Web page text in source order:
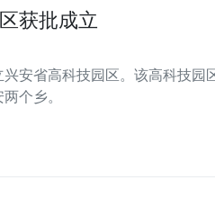
获批成立
安省高科技园区。该高科技园
个乡。